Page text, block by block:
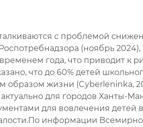
с проблемой
(ноябрь
года, что приводит к
что до 60% детей
образом жизни (Cyberleninka,
для городов Ханты-
для вовлечения детей
информации